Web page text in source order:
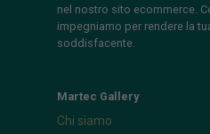
nel nostro sito ecommerce.
impegniamo per rendere la
soddisfacente.
Martec Gallery
Chi siamo